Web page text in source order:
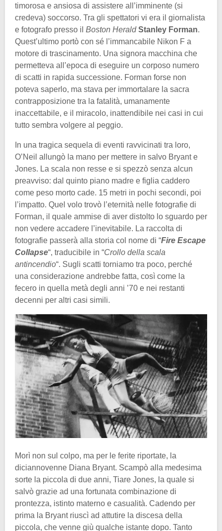
timorosa e ansiosa di assistere all’imminente (si
credeva) soccorso. Tra gli spettatori vi era il giornalista
e fotografo presso il Boston Herald Stanley Forman.
Quest’ultimo portò con sé l’immancabile Nikon F a
motore di trascinamento. Una signora macchina che
permetteva all’epoca di eseguire un corposo numero
di scatti in rapida successione. Forman forse non
poteva saperlo, ma stava per immortalare la sacra
contrapposizione tra la fatalità, umanamente
inaccettabile, e il miracolo, inattendibile nei casi in cui
tutto sembra volgere al peggio.
In una tragica sequela di eventi ravvicinati tra loro,
O’Neil allungò la mano per mettere in salvo Bryant e
Jones. La scala non resse e si spezzò senza alcun
preavviso: dal quinto piano madre e figlia caddero
come peso morto cade. 15 metri in pochi secondi, poi
l’impatto. Quel volo trovò l’eternità nelle fotografie di
Forman, il quale ammise di aver distolto lo sguardo per
non vedere accadere l’inevitabile. La raccolta di
fotografie passerà alla storia col nome di “Fire Escape
Collapse“, traducibile in “Crollo della scala
antincendio“. Sugli scatti torniamo tra poco, perché
una considerazione andrebbe fatta, così come la
fecero in quella metà degli anni ’70 e nei restanti
decenni per altri casi simili.
Morì non sul colpo, ma per le ferite riportate, la
diciannovenne Diana Bryant. Scampò alla medesima
sorte la piccola di due anni, Tiare Jones, la quale si
salvò grazie ad una fortunata combinazione di
prontezza, istinto materno e casualità. Cadendo per
prima la Bryant riuscì ad attutire la discesa della
piccola, che venne giù qualche istante dopo. Tanto